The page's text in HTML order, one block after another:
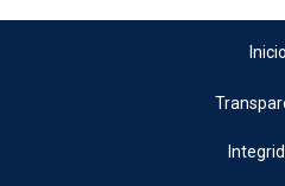
Inicio